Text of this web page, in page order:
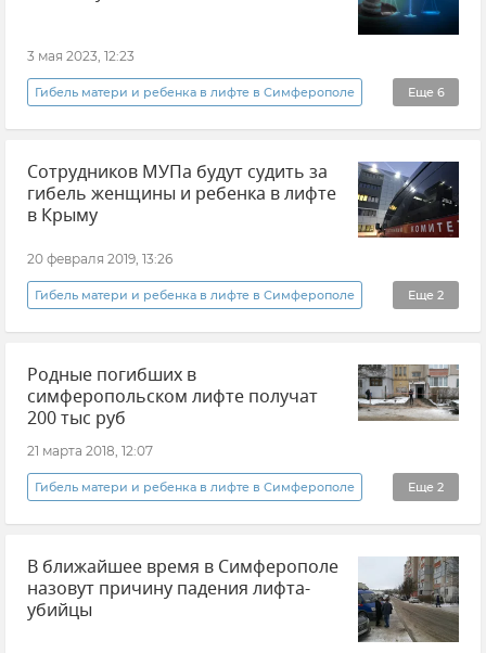
3 мая 2023, 12:23
Еще 6
Гибель матери и ребенка в лифте в Симферополе
Приговор
ГСУ СК России по Крыму и Севастополю
Прокуратура Республики Крым
Сотрудников МУПа будут судить за
гибель женщины и ребенка в лифте
в Крыму
20 февраля 2019, 13:26
Еще 2
Гибель матери и ребенка в лифте в Симферополе
Новости Происшествия
Родные погибших в
симферопольском лифте получат
200 тыс руб
21 марта 2018, 12:07
Еще 2
Гибель матери и ребенка в лифте в Симферополе
Новости Общество
В ближайшее время в Симферополе
назовут причину падения лифта-
убийцы